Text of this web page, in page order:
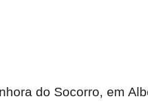
do Socorro, em